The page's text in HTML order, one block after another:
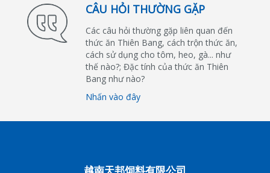
CÂU HỎI THƯỜNG GẶP
Các câu hỏi thường gặp liên quan đến
thức ăn Thiên Bang, cách trộn thức ăn,
cách sử dụng cho tôm, heo, gà... như
thế nào?; Đặc tính của thức ăn Thiên
Bang như nào?
Nhấn vào đây
越南天邦饲料有限公司